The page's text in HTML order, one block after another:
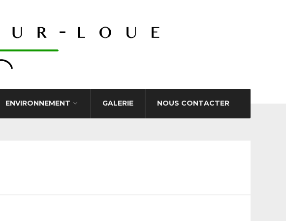
ENVIRONNEMENT GALERIE NOUS CONTACTER